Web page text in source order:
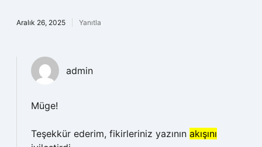
Aralık 26, 2025 Yanıtla
admin
Müge!
Teşekkür ederim, fikirleriniz yazının akışını